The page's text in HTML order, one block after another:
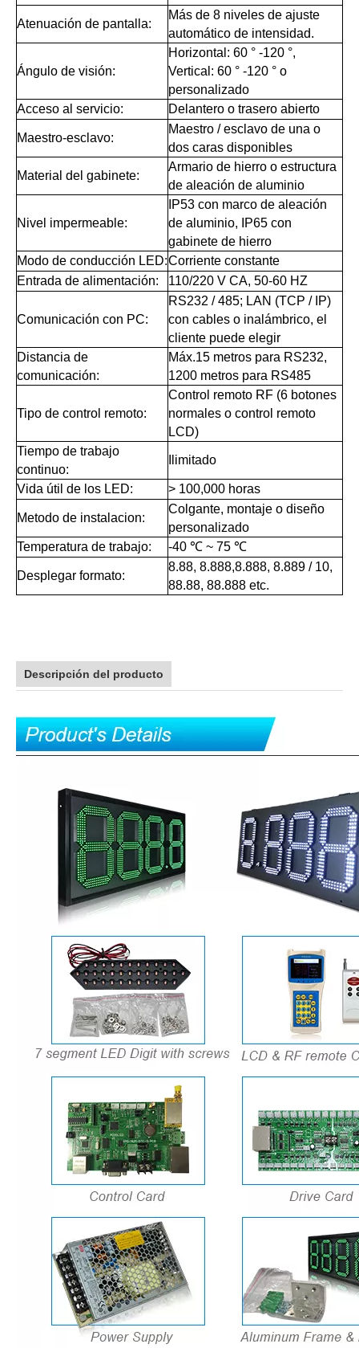
Atenuación de pantalla:
Más de 8 niveles de ajuste
automático de intensidad.
Ángulo de visión:
Horizontal: 60 ° -120 °,
Vertical: 60 ° -120 ° o
personalizado
Acceso al servicio:
Delantero o trasero abierto
Maestro-esclavo:
Maestro / esclavo de una o
dos caras disponibles
Material del gabinete:
Armario de hierro o estructura
de aleación de aluminio
Nivel impermeable:
IP53 con marco de aleación
de aluminio, IP65 con
gabinete de hierro
Modo de conducción LED:Corriente constante
Entrada de alimentación:
110/220 V CA, 50-60 HZ
Comunicación con PC:
RS232 / 485; LAN (TCP / IP)
con cables o inalámbrico, el
cliente puede elegir
Distancia de
comunicación:
Máx.15 metros para RS232,
1200 metros para RS485
Tipo de control remoto:
Control remoto RF (6 botones
normales o control remoto
LCD)
Tiempo de trabajo
continuo:
Ilimitado
Vida útil de los LED: > 100,000 horas
Metodo de instalacion:
Colgante, montaje o diseño
personalizado
Temperatura de trabajo:
-40 ℃ ~ 75 ℃
Desplegar formato:
8.88, 8.888,8.888, 8.889 / 10,
88.88, 88.888 etc.
Descripción del producto